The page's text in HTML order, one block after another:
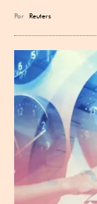
Por Reuters